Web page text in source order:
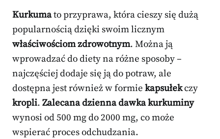
Kurkumato przyprawa, która cieszy się dużą
popularnością dzięki swoim licznym
właściwościom zdrowotnym. Można ją
wprowadzać do diety na różne sposoby –
najczęściej dodaje się ją do potraw, ale
dostępna jest również w formie kapsułekczy
kropli. Zalecana dzienna dawka kurkuminy
wynosi od 500 mg do 2000 mg, co może
wspierać proces odchudzania.